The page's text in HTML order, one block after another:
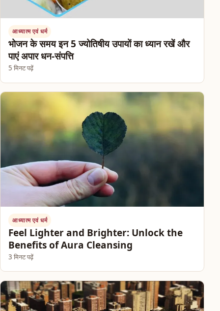
आध्यात्म एवं धर्म
भोजन के समय इन 5 ज्योतिषीय उपायों का ध्यान रखें और
पाएं अपार धन-संपत्ति
5 मिनट पढ़ें
आध्यात्म एवं धर्म
Feel Lighter and Brighter: Unlock the
Benefits of Aura Cleansing
3 मिनट पढ़ें